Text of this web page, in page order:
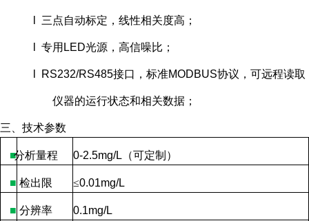
l 三点自动标定，线性相关度高；
l 专用LED光源，高信噪比；
l RS232/RS485接口，标准MODBUS协议，可远程读取
仪器的运行状态和相关数据；
三、技术参数
■分析量程 0-2.5mg/L （可定制）
■ 检出限 ≤0.01mg/L
■ 分辨率 0.1mg/L